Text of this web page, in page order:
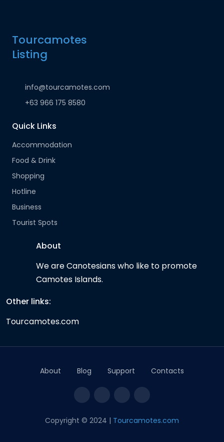
Tourcamotes
Listing
info@tourcamotes.com
+63 966 175 8580
Quick Links
Accommodation
Food & Drink
Shopping
Hotline
Business
Tourist Spots
About
We are Canotesians who like to promote
Camotes Islands.
Other links:
Tourcamotes.com
Copyright © 2024 | Tourcamotes.com
About Blog Support Contacts